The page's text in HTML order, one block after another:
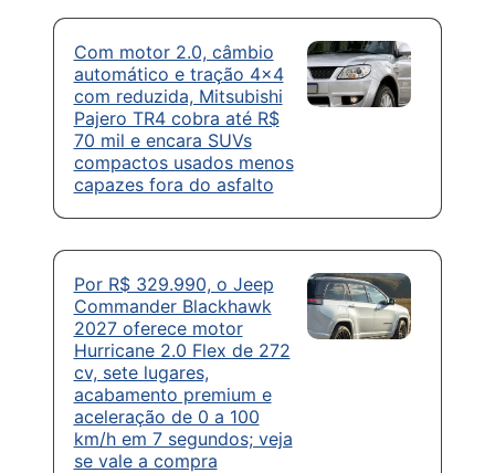
Com motor 2.0, câmbio
automático e tração 4×4
com reduzida, Mitsubishi
Pajero TR4 cobra até R$
70 mil e encara SUVs
compactos usados menos
capazes fora do asfalto
Por R$ 329.990, o Jeep
Commander Blackhawk
2027 oferece motor
Hurricane 2.0 Flex de 272
cv, sete lugares,
acabamento premium e
aceleração de 0 a 100
km/h em 7 segundos; veja
se vale a compra